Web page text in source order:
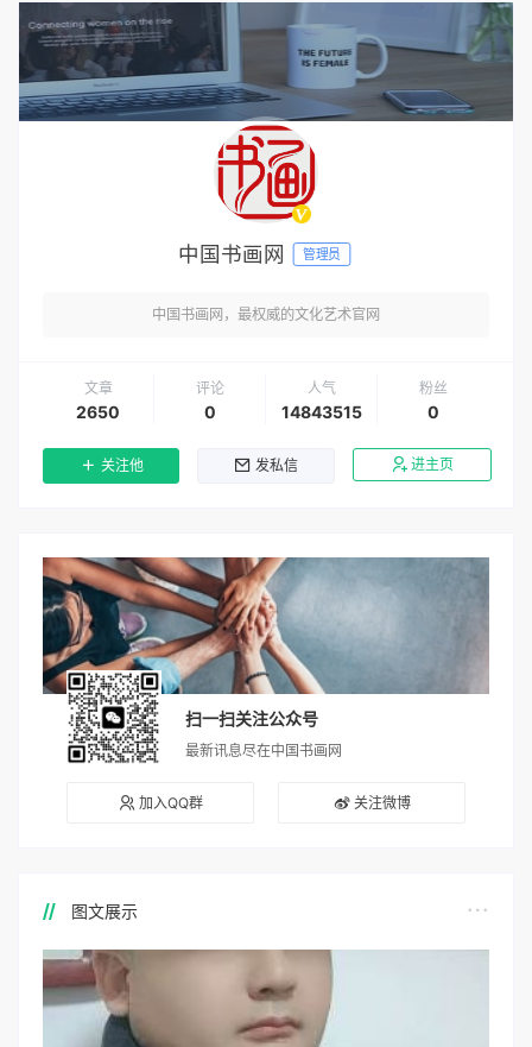
中国书画网 管理员
中国书画网，最权威的文化艺术官网
文章
2650
评论
0
人气
14843515
粉丝
0
关注他 发私信 进主页
扫一扫关注公众号
最新讯息尽在中国书画网
加入QQ群 关注微博
图文展示